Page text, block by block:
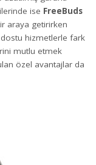
ise FreeBuds
araya getirirken
dostu hizmetlerle fark
mutlu etmek
özel avantajlar da